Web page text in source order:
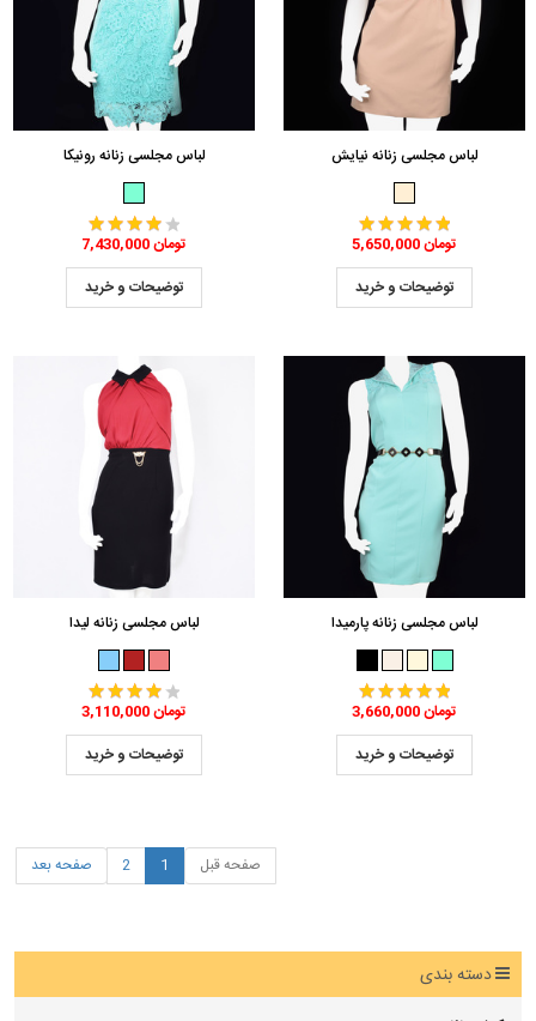
لباس مجلسی زنانه نیایش
5,650,000 تومان
توضیحات و خرید
لباس مجلسی زنانه رونیکا
7,430,000 تومان
توضیحات و خرید
لباس مجلسی زنانه پارمیدا
3,660,000 تومان
توضیحات و خرید
لباس مجلسی زنانه لیدا
3,110,000 تومان
توضیحات و خرید
صفحه قبل 1
2 صفحه بعد
دسته بندی